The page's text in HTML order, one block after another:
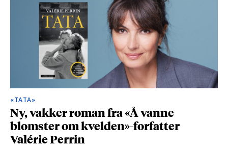
«TATA»
Ny, vakker roman fra «Å vanne
blomster om kvelden»-forfatter
Valérie Perrin